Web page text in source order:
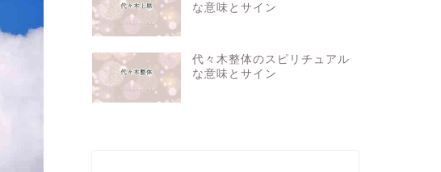
な意味とサイン
代々木整体のスピリチュアル
な意味とサイン